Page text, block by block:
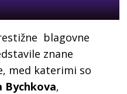
blagovne
znane
med katerimi so
Bychkova,